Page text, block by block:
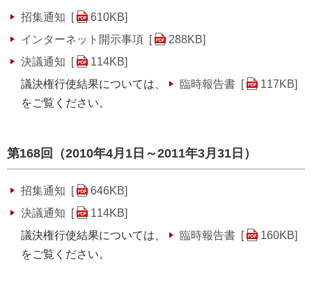
招集通知 [ 610KB]
インターネット開示事項 [
288KB]
決議通知 [
114KB]
議決権行使結果については、
臨時報告書 [ 117KB]
をご覧ください。
第168回（2010年4月1日～2011年3月31日）
招集通知 [ 646KB]
決議通知 [
114KB]
議決権行使結果については、
臨時報告書 [ 160KB]
をご覧ください。